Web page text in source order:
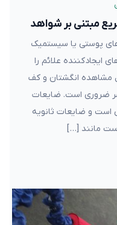
مبتنی بر شواهد
پوستی یا سیستمیک
علائم را
انگشتان و کف
ضروری است. ضایعات
است و ضایعات ثانویه
مانند […]